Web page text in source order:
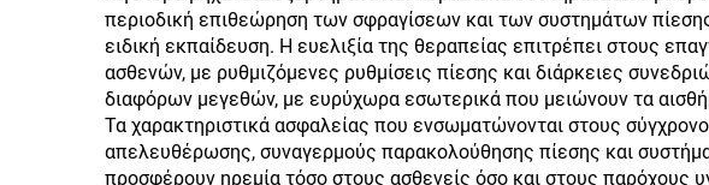
περιοδική επιθεώρηση των σφραγίσεων και των συστημάτων
ειδική εκπαίδευση. Η ευελιξία της θεραπείας επιτρέπει στους
ασθενών, με ρυθμιζόμενες ρυθμίσεις πίεσης και διάρκειες
διαφόρων μεγεθών, με ευρύχωρα εσωτερικά που μειώνουν τα
Τα χαρακτηριστικά ασφαλείας που ενσωματώνονται στους
απελευθέρωσης, συναγερμούς παρακολούθησης πίεσης και
προσφέρουν ηρεμία τόσο στους ασθενείς όσο και στους παρόχους